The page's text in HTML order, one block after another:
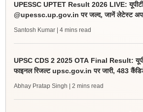
UPESSC UPTET Result 2026 LIVE:
@upessc.up.gov.in पर जल्द, जानें लेटेस्ट
Santosh Kumar | 4 mins read
UPSC CDS 2 2025 OTA Final Result:
फाइनल रिजल्ट upsc.gov.in पर जारी, 483
Abhay Pratap Singh | 2 mins read